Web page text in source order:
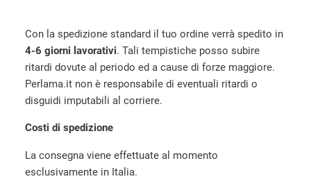
Con la spedizione standard il tuo ordine verrà spedito in
4-6 giorni lavorativi. Tali tempistiche posso subire
ritardi dovute al periodo ed a cause di forze maggiore.
Perlama.it non è responsabile di eventuali ritardi o
disguidi imputabili al corriere.
Costi di spedizione
La consegna viene effettuate al momento
esclusivamente in Italia.